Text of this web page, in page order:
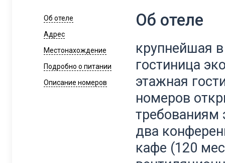
Об отеле
Адрес
Местонахождение
Подробно о питании
Описание номеров
Об отеле
крупнейшая
гостиница
этажная
номеров
требованиям
два
кафе (120